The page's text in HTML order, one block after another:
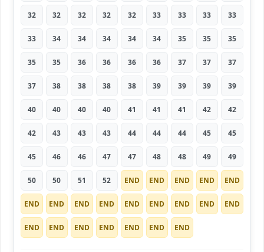
32 32 32 32 32 33 33 33 33
33 34 34 34 34 34 35 35 35
35 35 36 36 36 36 37 37 37
37 38 38 38 38 39 39 39 39
40 40 40 40 41 41 41 42 42
42 43 43 43 44 44 44 45 45
45 46 46 47 47 48 48 49 49
50 50 51 52 END END END END END
END END END END END END END END END
END END END END END END END